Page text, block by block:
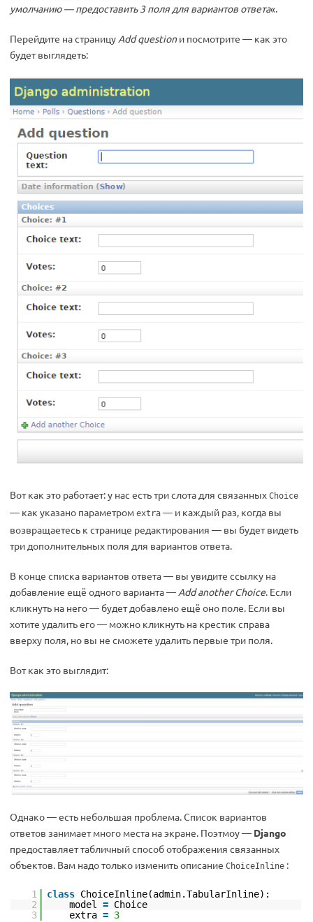
умолчанию — предоставить 3 поля для вариантов ответа«.
Перейдите на страницу Add questionи посмотрите — как это
будет выглядеть:
Вот как это работает: у нас есть три слота для связанных Choice
— как указано параметром extra — и каждый раз, когда вы
возвращаетесь к странице редактирования — вы будет видеть
три дополнительных поля для вариантов ответа.
В конце списка вариантов ответа — вы увидите ссылку на
добавление ещё одного варианта — Add another Choice. Если
кликнуть на него — будет добавлено ещё оно поле. Если вы
хотите удалить его — можно кликнуть на крестик справа
вверху поля, но вы не сможете удалить первые три поля.
Вот как это выглядит:
Однако — есть небольшая проблема. Список вариантов
ответов занимает много места на экране. Поэтмоу — Django
предоставляет табличный способ отображения связанных
объектов. Вам надо только изменить описание ChoiceInline :
1 class ChoiceInline(admin.TabularInline):
2
model = Choice
3
extra = 3